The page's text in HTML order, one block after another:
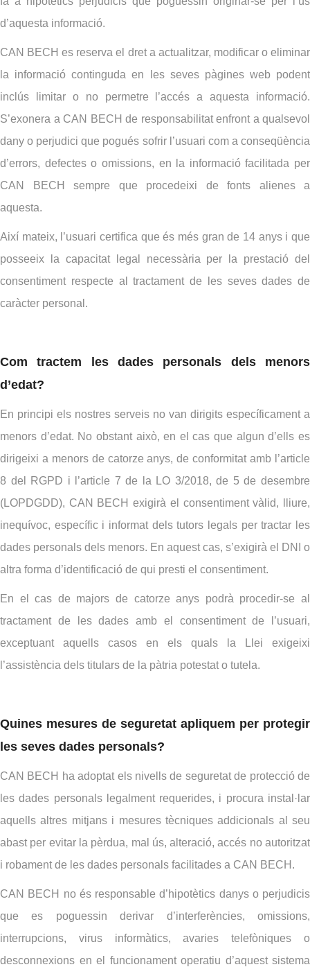
d’aquesta informació.
CAN BECH es reserva el dret a actualitzar, modificar o eliminar
la informació continguda en les seves pàgines web podent
inclús limitar o no permetre l’accés a aquesta informació.
S’exonera a CAN BECH de responsabilitat enfront a qualsevol
dany o perjudici que pogués sofrir l’usuari com a conseqüència
d’errors, defectes o omissions, en la informació facilitada per
CAN BECH sempre que procedeixi de fonts alienes a
aquesta.
Així mateix, l’usuari certifica que és més gran de 14 anys i que
posseeix la capacitat legal necessària per la prestació del
consentiment respecte al tractament de les seves dades de
caràcter personal.
Com tractem les dades personals dels menors
d’edat?
En principi els nostres serveis no van dirigits específicament a
menors d’edat. No obstant això, en el cas que algun d’ells es
dirigeixi a menors de catorze anys, de conformitat amb l’article
8 del RGPD i l’article 7 de la LO 3/2018, de 5 de desembre
(LOPDGDD), CAN BECH exigirà el consentiment vàlid, lliure,
inequívoc, específic i informat dels tutors legals per tractar les
dades personals dels menors. En aquest cas, s’exigirà el DNI o
altra forma d’identificació de qui presti el consentiment.
En el cas de majors de catorze anys podrà procedir-se al
tractament de les dades amb el consentiment de l’usuari,
exceptuant aquells casos en els quals la Llei exigeixi
l’assistència dels titulars de la pàtria potestat o tutela.
Quines mesures de seguretat apliquem per protegir
les seves dades personals?
CAN BECH ha adoptat els nivells de seguretat de protecció de
les dades personals legalment requerides, i procura instal·lar
aquells altres mitjans i mesures tècniques addicionals al seu
abast per evitar la pèrdua, mal ús, alteració, accés no autoritzat
i robament de les dades personals facilitades a CAN BECH.
CAN BECH no és responsable d’hipotètics danys o perjudicis
que es poguessin derivar d’interferències, omissions,
interrupcions, virus informàtics, avaries telefòniques o
desconnexions en el funcionament operatiu d’aquest sistema